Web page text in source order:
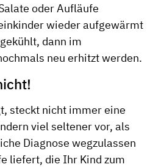
oder Aufläufe
wieder aufgewärmt
dann im
neu erhitzt werden.
steckt nicht immer eine
viel seltener vor, als
Diagnose wegzulassen
liefert, die Ihr Kind zum